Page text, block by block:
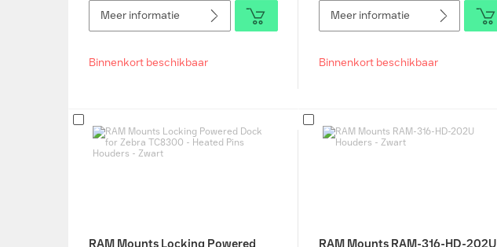
Meer informatie
Binnenkort beschikbaar
Meer informatie
Binnenkort beschikbaar
RAM Mounts Locking Powered
RAM Mounts RAM-316-HD-202U